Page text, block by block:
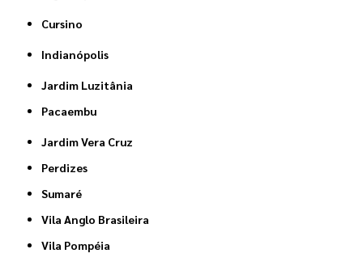
Cursino
Indianópolis
Jardim Luzitânia
Pacaembu
Jardim Vera Cruz
Perdizes
Sumaré
Vila Anglo Brasileira
Vila Pompéia